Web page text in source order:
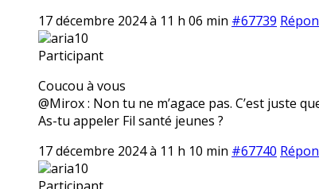
17 décembre 2024 à 11 h 06 min #67739
aria10
Participant
Coucou à vous
@Mirox : Non tu ne m’agace pas. C’est juste
As-tu appeler Fil santé jeunes ?
17 décembre 2024 à 11 h 10 min #67740
aria10